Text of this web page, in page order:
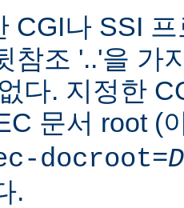
CGI나 SSI
참조 '..'을 가
다. 지정한
문서 root (
docroot=
.